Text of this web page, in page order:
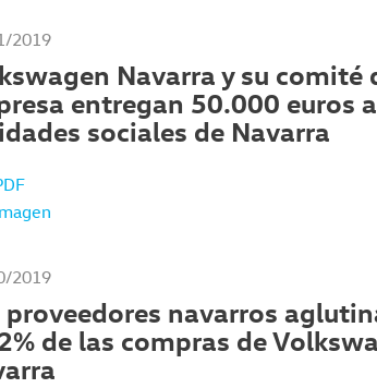
2019
Navarra y su comité
entregan 50.000 euros
sociales de Navarra
2019
proveedores navarros
de las compras de